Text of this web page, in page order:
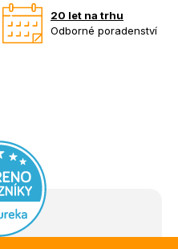
20 let na trhu
Odborné poradenství